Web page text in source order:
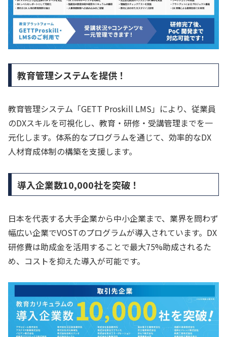
教育管理システムを提供！
教育管理システム「GETT Proskill LMS」により、従業員
のDXスキルを可視化し、教育・研修・受講管理までを一
元化します。体系的なプログラムを通じて、効率的なDX
人材育成体制の構築を支援します。
導入企業数10,000社を突破！
日本を代表する大手企業から中小企業まで、業界を問わず
幅広い企業でVOSTのプログラムが導入されています。DX
研修費は助成金を活用することで最大75%助成されるた
め、コストを抑えた導入が可能です。